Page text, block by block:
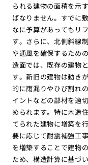
られる建物の面積を示
ばなりません。すでに
なに予算があってもリ
す。さらに、北側斜線
や通風を確保するため
造面では、既存の建物
す。新旧の建物は動き
的に雨漏りやひび割れ
イントなどの部材を適
められます。特に木造
てられた建物に増築を
要に応じて耐震補強工
を増築することで建物
ため、構造計算に基づ